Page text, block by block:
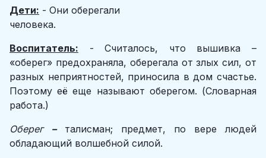
Дети: - Они оберегали
человека.
Воспитатель: - Считалось, что вышивка –
«оберег» предохраняла, оберегала от злых сил, от
разных неприятностей, приносила в дом счастье.
Поэтому её еще называют оберегом. (Словарная
работа.)
Оберег –
талисман; предмет, по вере людей
обладающий волшебной силой.